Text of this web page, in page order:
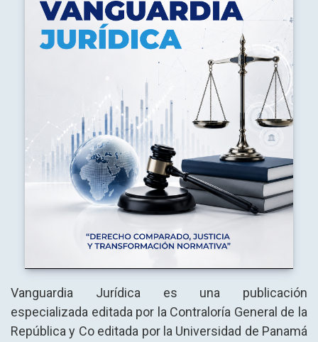
Vanguardia Jurídica es una publicación
especializada editada por la Contraloría General de la
República y Co editada por la Universidad de Panamá